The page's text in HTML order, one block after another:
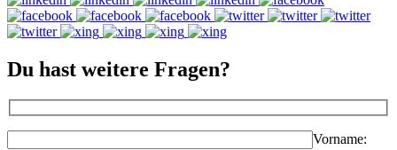
Du hast weitere Fragen?
Vorname: